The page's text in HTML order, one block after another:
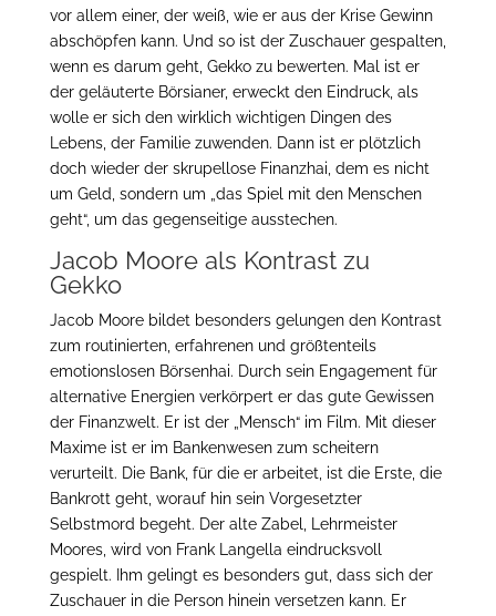
vor allem einer, der weiß, wie er aus der Krise Gewinn
abschöpfen kann. Und so ist der Zuschauer gespalten,
wenn es darum geht, Gekko zu bewerten. Mal ist er
der geläuterte Börsianer, erweckt den Eindruck, als
wolle er sich den wirklich wichtigen Dingen des
Lebens, der Familie zuwenden. Dann ist er plötzlich
doch wieder der skrupellose Finanzhai, dem es nicht
um Geld, sondern um „das Spiel mit den Menschen
geht“, um das gegenseitige ausstechen.
Jacob Moore als Kontrast zu
Gekko
Jacob Moore bildet besonders gelungen den Kontrast
zum routinierten, erfahrenen und größtenteils
emotionslosen Börsenhai. Durch sein Engagement für
alternative Energien verkörpert er das gute Gewissen
der Finanzwelt. Er ist der „Mensch“ im Film. Mit dieser
Maxime ist er im Bankenwesen zum scheitern
verurteilt. Die Bank, für die er arbeitet, ist die Erste, die
Bankrott geht, worauf hin sein Vorgesetzter
Selbstmord begeht. Der alte Zabel, Lehrmeister
Moores, wird von Frank Langella eindrucksvoll
gespielt. Ihm gelingt es besonders gut, dass sich der
Zuschauer in die Person hinein versetzen kann. Er